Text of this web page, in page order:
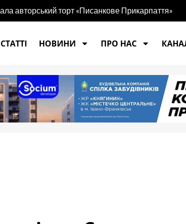
ваш настрій та характер
СТАТТІ
НОВИНИ ПРО НАС